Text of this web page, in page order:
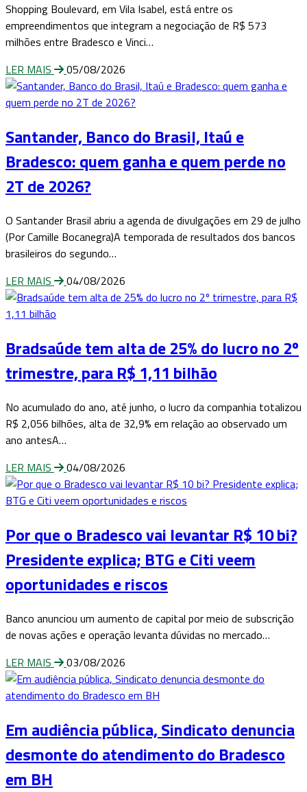
Shopping Boulevard, em Vila Isabel, está entre os
empreendimentos que integram a negociação de R$ 573
milhões entre Bradesco e Vinci…
LER MAIS
05/08/2026
Santander, Banco do Brasil, Itaú e
Bradesco: quem ganha e quem perde no
2T de 2026?
O Santander Brasil abriu a agenda de divulgações em 29 de julho
(Por Camille Bocanegra)A temporada de resultados dos bancos
brasileiros do segundo…
LER MAIS
04/08/2026
Bradsaúde tem alta de 25% do lucro no 2º
trimestre, para R$ 1,11 bilhão
No acumulado do ano, até junho, o lucro da companhia totalizou
R$ 2,056 bilhões, alta de 32,9% em relação ao observado um
ano antesA…
LER MAIS
04/08/2026
Por que o Bradesco vai levantar R$ 10 bi?
Presidente explica; BTG e Citi veem
oportunidades e riscos
Banco anunciou um aumento de capital por meio de subscrição
de novas ações e operação levanta dúvidas no mercado…
LER MAIS
03/08/2026
Em audiência pública, Sindicato denuncia
desmonte do atendimento do Bradesco
em BH